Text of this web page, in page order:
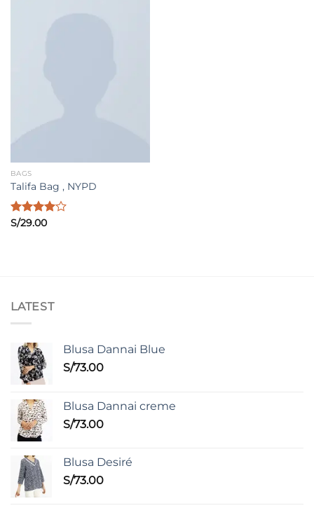
BAGS
Talifa Bag , NYPD
Valorado
S/29.00
LATEST
Blusa Dannai Blue
S/73.00
Blusa Dannai creme
S/73.00
Blusa Desiré
S/73.00